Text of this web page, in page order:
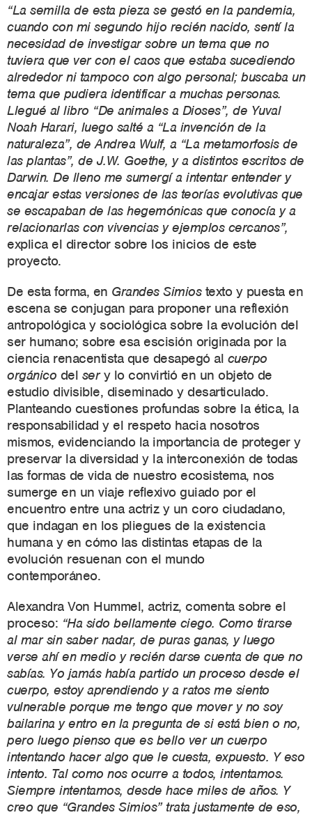
“La semilla de esta pieza se gestó en la pandemia,
cuando con mi segundo hijo recién nacido, sentí la
necesidad de investigar sobre un tema que no
tuviera que ver con el caos que estaba sucediendo
alrededor ni tampoco con algo personal; buscaba un
tema que pudiera identificar a muchas personas.
Llegué al libro “De animales a Dioses”, de Yuval
Noah Harari, luego salté a “La invención de la
naturaleza”, de Andrea Wulf, a “La metamorfosis de
las plantas”, de J.W. Goethe, y a distintos escritos de
Darwin. De lleno me sumergí a intentar entender y
encajar estas versiones de las teorías evolutivas que
se escapaban de las hegemónicas que conocía y a
relacionarlas con vivencias y ejemplos cercanos”,
explica el director sobre los inicios de este
proyecto.
De esta forma, en Grandes Simios texto y puesta en
escena se conjugan para proponer una reflexión
antropológica y sociológica sobre la evolución del
ser humano; sobre esa escisión originada por la
ciencia renacentista que desapegó al cuerpo
orgánico del sery lo convirtió en un objeto de
estudio divisible, diseminado y desarticulado.
Planteando cuestiones profundas sobre la ética, la
responsabilidad y el respeto hacia nosotros
mismos, evidenciando la importancia de proteger y
preservar la diversidad y la interconexión de todas
las formas de vida de nuestro ecosistema, nos
sumerge en un viaje reflexivo guiado por el
encuentro entre una actriz y un coro ciudadano,
que indagan en los pliegues de la existencia
humana y en cómo las distintas etapas de la
evolución resuenan con el mundo
contemporáneo.
Alexandra Von Hummel, actriz, comenta sobre el
proceso: “Ha sido bellamente ciego. Como tirarse
al mar sin saber nadar, de puras ganas, y luego
verse ahí en medio y recién darse cuenta de que no
sabías. Yo jamás había partido un proceso desde el
cuerpo, estoy aprendiendo y a ratos me siento
vulnerable porque me tengo que mover y no soy
bailarina y entro en la pregunta de si está bien o no,
pero luego pienso que es bello ver un cuerpo
intentando hacer algo que le cuesta, expuesto. Y eso
intento. Tal como nos ocurre a todos, intentamos.
Siempre intentamos, desde hace miles de años. Y
creo que “Grandes Simios” trata justamente de eso,